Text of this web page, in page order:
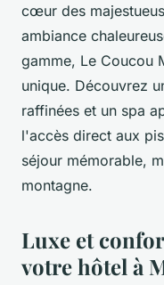
cœur des
ambiance
gamme, Le Coucou
unique. Découvrez
raffinées et un spa
l'accès direct aux
séjour mémorable,
montagne.
Luxe et
votre hôtel à